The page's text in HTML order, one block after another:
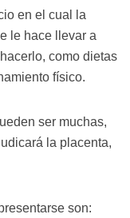
en el cual la
le hace llevar a
como dietas
físico.
ser muchas,
la placenta,
son: